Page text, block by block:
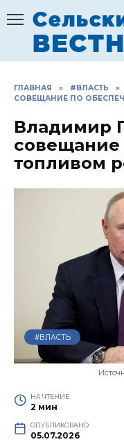
содержанию
ГЛАВНАЯ » #ВЛАСТЬ »
СОВЕЩАНИЕ ПО
Владимир
топливом
#ВЛАСТЬ
НА ЧТЕНИЕ
2 мин
ОПУБЛИКОВАНО
05.07.2026